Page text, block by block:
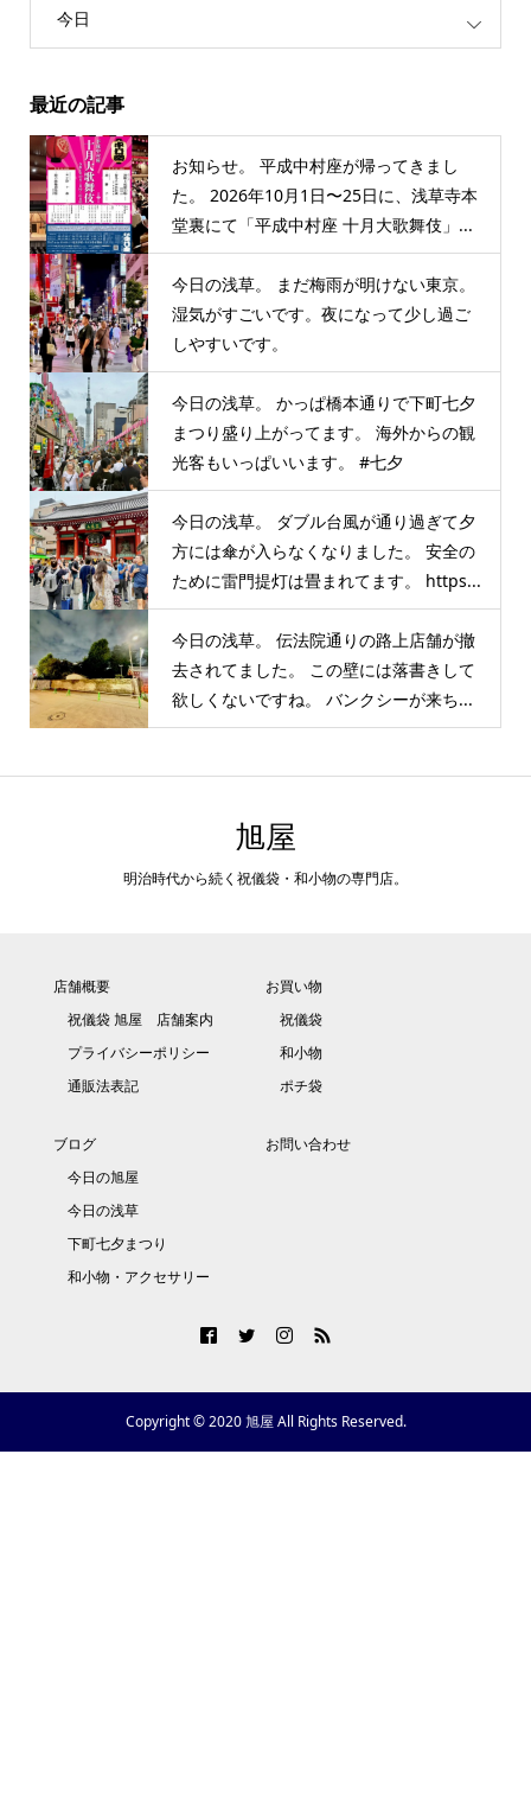
今日
最近の記事
お知らせ。 平成中村座が帰ってきまし
た。 2026年10月1日〜25日に、浅草寺本
堂裏にて「平成中村座 十月大歌舞伎」...
今日の浅草。 まだ梅雨が明けない東京。
湿気がすごいです。夜になって少し過ご
しやすいです。
今日の浅草。 かっぱ橋本通りで下町七夕
まつり盛り上がってます。 海外からの観
光客もいっぱいいます。 #七夕
今日の浅草。 ダブル台風が通り過ぎて夕
方には傘が入らなくなりました。 安全の
ために雷門提灯は畳まれてます。 https...
今日の浅草。 伝法院通りの路上店舗が撤
去されてました。 この壁には落書きして
欲しくないですね。 バンクシーが来ち...
旭屋
明治時代から続く祝儀袋・和小物の専門店。
店舗概要
祝儀袋 旭屋 店舗案内
プライバシーポリシー
通販法表記
お買い物
祝儀袋
和小物
ポチ袋
ブログ
今日の旭屋
今日の浅草
下町七夕まつり
和小物・アクセサリー
お問い合わせ
Copyright © 2020 旭屋 All Rights Reserved.